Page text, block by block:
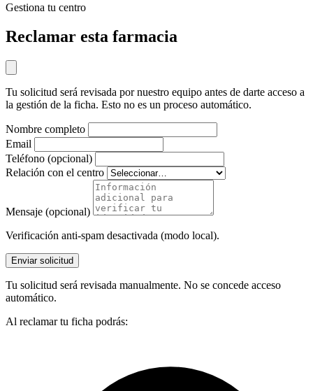
Gestiona tu centro
Reclamar esta farmacia
Tu solicitud será revisada por nuestro equipo antes de darte acceso a
la gestión de la ficha. Esto no es un proceso automático.
Nombre completo
Email
Teléfono (opcional)
Relación con el centro
Mensaje (opcional)
Verificación anti-spam desactivada (modo local).
Enviar solicitud
Tu solicitud será revisada manualmente. No se concede acceso
automático.
Al reclamar tu ficha podrás: